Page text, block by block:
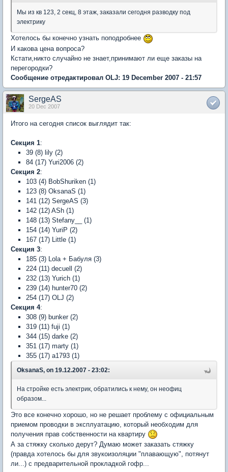
Мы из кв 123, 2 секц, 8 этаж, заказали сегодня разводку под
электрику
Хотелось бы конечно узнать поподробнее
И какова цена вопроса?
Кстати,никто случайно не знает,принимают ли еще заказы на
перегородки?
Сообщение отредактировал OLJ: 19 December 2007 - 21:57
SergeAS
20 Dec 2007
Итого на сегодня список выглядит так:
Секция 1:
39 (8) lily (2)
84 (17) Yuri2006 (2)
Секция 2:
103 (4) BobShuriken (1)
123 (8) OksanaS (1)
141 (12) SergeAS (3)
142 (12) ASh (1)
148 (13) Stefany__ (1)
154 (14) YuriP (2)
167 (17) Little (1)
Секция 3:
185 (3) Lola + Бабуля (3)
224 (11) decuell (2)
232 (13) Yurich (1)
239 (14) hunter70 (2)
254 (17) OLJ (2)
Секция 4:
308 (9) bunker (2)
319 (11) fuji (1)
344 (15) darke (2)
351 (17) marty (1)
355 (17) a1793 (1)
OksanaS, on 19.12.2007 - 23:02:
На стройке есть электрик, обратились к нему, он неофиц
образом...
Это все конечно хорошо, но не решает проблему с официальным
приемом проводки в эксплуатацию, который необходим для
получения прав собственности на квартиру
А за стяжку сколько дерут? Думаю может заказать стяжку
(правда хотелось бы для звукоизоляции "плавающую", потянут
ли...) с предварительной прокладкой гофр...